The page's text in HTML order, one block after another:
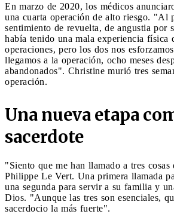
En marzo de 2020, los médicos
una cuarta operación de alto riesgo. "Al
sentimiento de revuelta, de angustia por
había tenido una mala experiencia física
operaciones, pero los dos nos
llegamos a la operación, ocho meses
abandonados". Christine murió tres
operación.
Una nueva etapa
sacerdote
"Siento que me han llamado a tres
Philippe Le Vert. Una primera llamada
una segunda para servir a su familia y
Dios. "Aunque las tres son esenciales,
sacerdocio la más fuerte".